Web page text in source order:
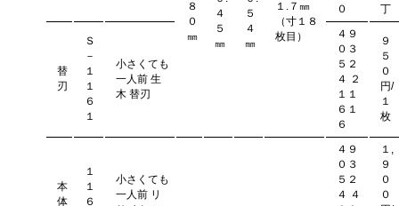
８
０
㎜
４
５
㎜
５
４
㎜
１.７㎜
（寸１８
枚目）
０
丁
替
刃
Ｓ
－
１
１
６
１
小さくても
一人前 生
木 替刃
４９
０３
５２
４ ２
１１
６１
６
９
５
０
円/
１
枚
本
体
１
１
６
小さくても
一人前 リ
４９
０３
５２
４ ４
１,
９
０
０